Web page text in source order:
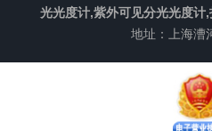
光光度计,紫外可见分光光度计
地址：上海漕